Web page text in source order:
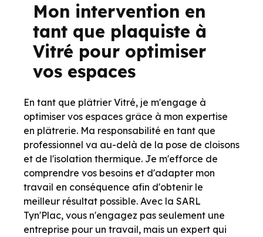
Mon intervention en
tant que plaquiste à
Vitré pour optimiser
vos espaces
En tant que plâtrier Vitré, je m'engage à
optimiser vos espaces grâce à mon expertise
en plâtrerie. Ma responsabilité en tant que
professionnel va au-delà de la pose de cloisons
et de l'isolation thermique. Je m'efforce de
comprendre vos besoins et d'adapter mon
travail en conséquence afin d'obtenir le
meilleur résultat possible. Avec la SARL
Tyn'Plac, vous n'engagez pas seulement une
entreprise pour un travail, mais un expert qui